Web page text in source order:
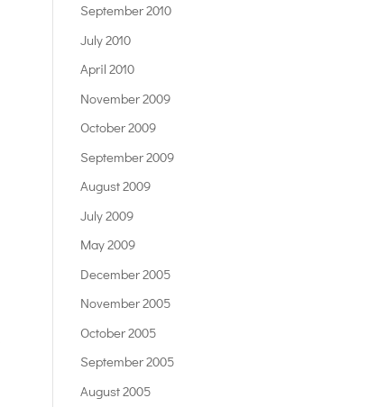
September 2010
July 2010
April 2010
November 2009
October 2009
September 2009
August 2009
July 2009
May 2009
December 2005
November 2005
October 2005
September 2005
August 2005